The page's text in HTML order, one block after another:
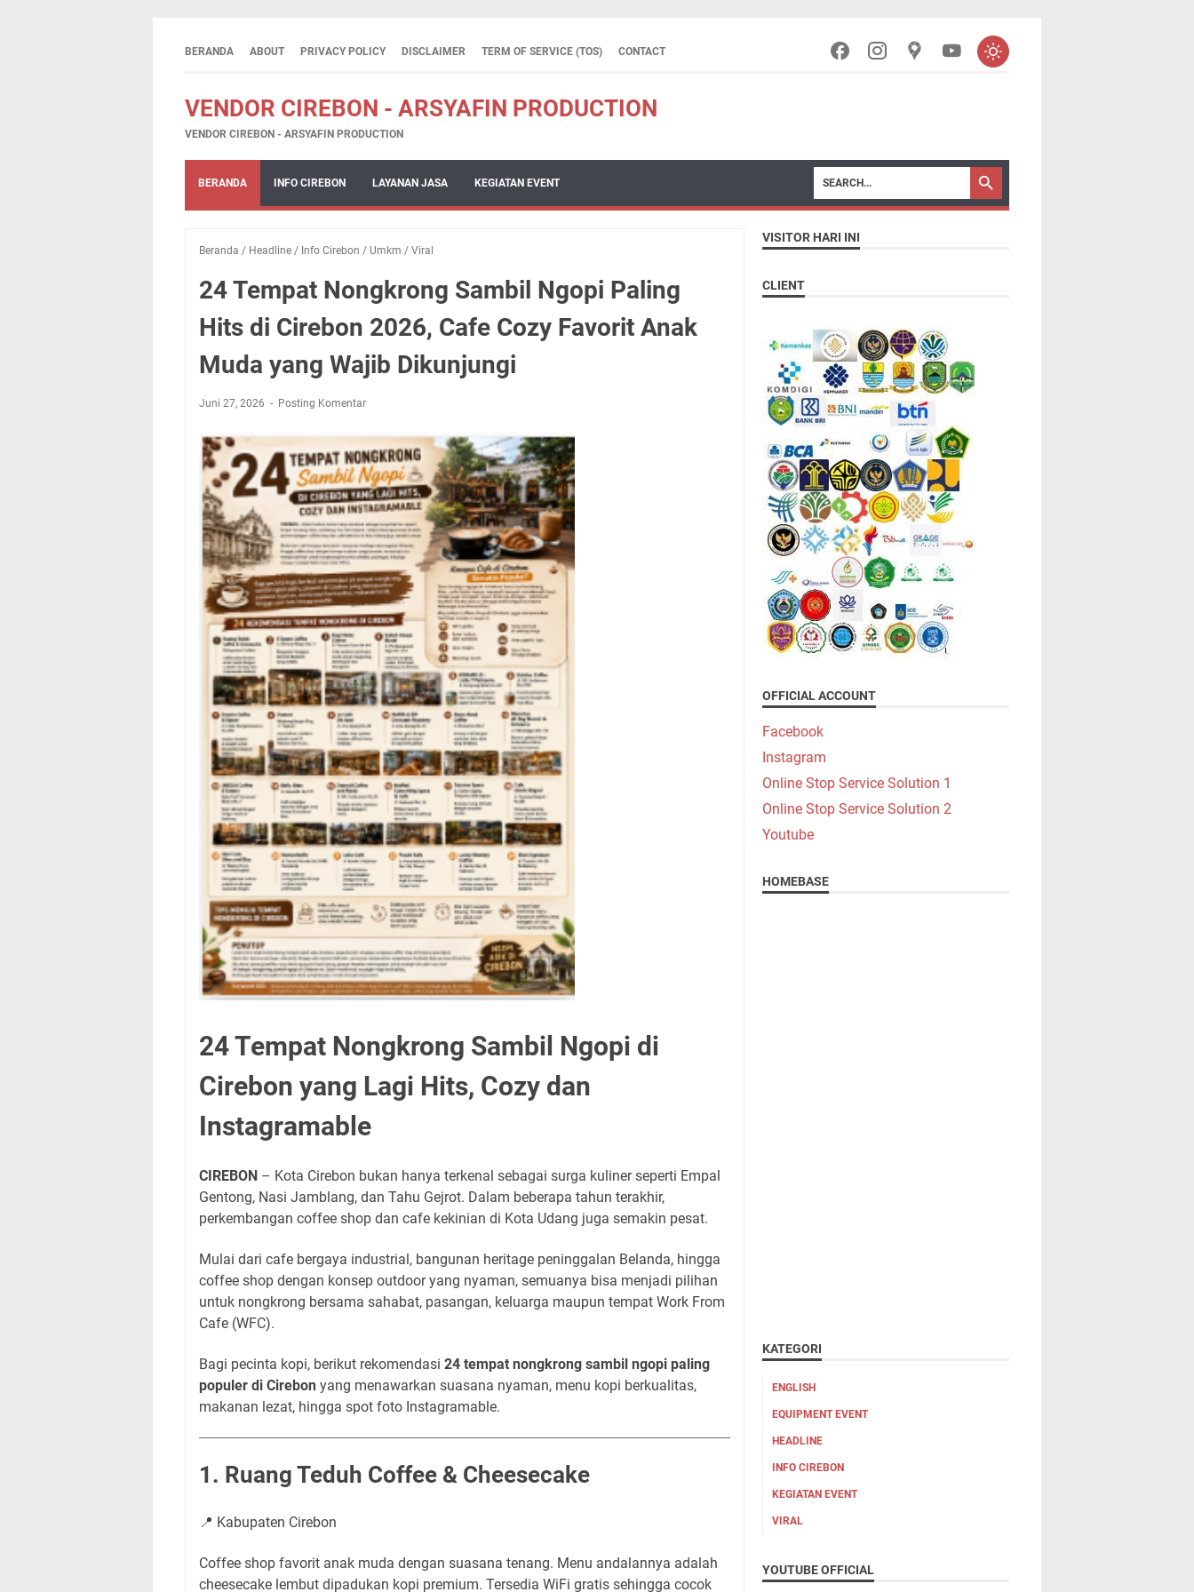
BERANDA ABOUT PRIVACY POLICY DISCLAIMER TERM OF SERVICE (TOS) CONTACT
VENDOR CIREBON - ARSYAFIN PRODUCTION
VENDOR CIREBON - ARSYAFIN PRODUCTION
BERANDA INFO CIREBON LAYANAN JASA KEGIATAN EVENT
Beranda / Headline / Info Cirebon / Umkm / Viral
24 Tempat Nongkrong Sambil Ngopi Paling
Hits di Cirebon 2026, Cafe Cozy Favorit Anak
Muda yang Wajib Dikunjungi
Juni 27, 2026 Posting Komentar
24 Tempat Nongkrong Sambil Ngopi di
Cirebon yang Lagi Hits, Cozy dan
Instagramable
CIREBON – Kota Cirebon bukan hanya terkenal sebagai surga kuliner seperti Empal
Gentong, Nasi Jamblang, dan Tahu Gejrot. Dalam beberapa tahun terakhir,
perkembangan coffee shop dan cafe kekinian di Kota Udang juga semakin pesat.
Mulai dari cafe bergaya industrial, bangunan heritage peninggalan Belanda, hingga
coffee shop dengan konsep outdoor yang nyaman, semuanya bisa menjadi pilihan
untuk nongkrong bersama sahabat, pasangan, keluarga maupun tempat Work From
Cafe (WFC).
Bagi pecinta kopi, berikut rekomendasi 24 tempat nongkrong sambil ngopi paling
populer di Cirebon yang menawarkan suasana nyaman, menu kopi berkualitas,
makanan lezat, hingga spot foto Instagramable.
1. Ruang Teduh Coffee & Cheesecake
📍 Kabupaten Cirebon
Coffee shop favorit anak muda dengan suasana tenang. Menu andalannya adalah
cheesecake lembut dipadukan kopi premium. Tersedia WiFi gratis sehingga cocok
VISITOR HARI INI
CLIENT
OFFICIAL ACCOUNT
Facebook
Instagram
Online Stop Service Solution 1
Online Stop Service Solution 2
Youtube
HOMEBASE
KATEGORI
ENGLISH
EQUIPMENT EVENT
HEADLINE
INFO CIREBON
KEGIATAN EVENT
VIRAL
YOUTUBE OFFICIAL